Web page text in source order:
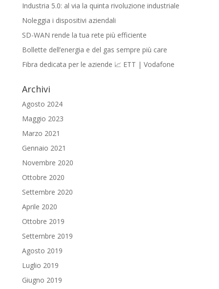
Industria 5.0: al via la quinta rivoluzione industriale
Noleggia i dispositivi aziendali
SD-WAN rende la tua rete più efficiente
Bollette dell’energia e del gas sempre più care
Fibra dedicata per le aziende 📈 ETT | Vodafone
Archivi
Agosto 2024
Maggio 2023
Marzo 2021
Gennaio 2021
Novembre 2020
Ottobre 2020
Settembre 2020
Aprile 2020
Ottobre 2019
Settembre 2019
Agosto 2019
Luglio 2019
Giugno 2019